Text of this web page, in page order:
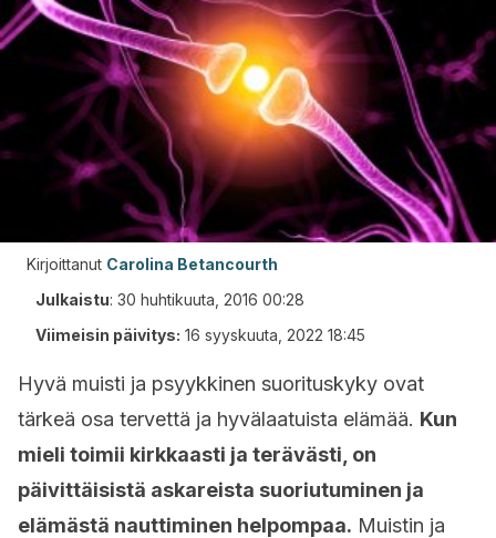
Kirjoittanut Carolina Betancourth
Julkaistu: 30 huhtikuuta, 2016 00:28
Viimeisin päivitys: 16 syyskuuta, 2022 18:45
Hyvä muisti ja psyykkinen suorituskyky ovat
tärkeä osa tervettä ja hyvälaatuista elämää. Kun
mieli toimii kirkkaasti ja terävästi, on
päivittäisistä askareista suoriutuminen ja
elämästä nauttiminen helpompaa. Muistin ja